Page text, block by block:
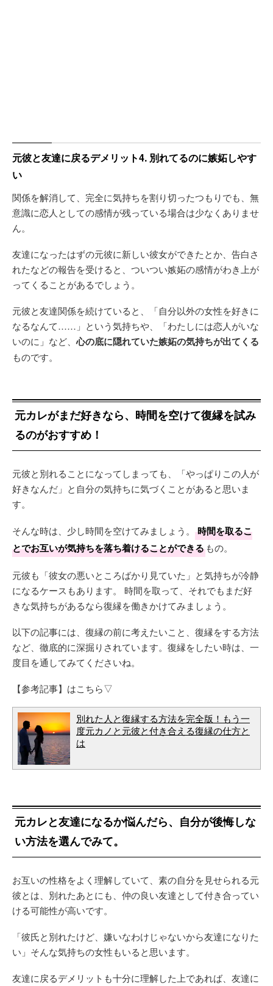
元彼と友達に戻るデメリット4. 別れてるのに嫉妬しやす
い
関係を解消して、完全に気持ちを割り切ったつもりでも、無
意識に恋人としての感情が残っている場合は少なくありませ
ん。
友達になったはずの元彼に新しい彼女ができたとか、告白さ
れたなどの報告を受けると、ついつい嫉妬の感情がわき上が
ってくることがあるでしょう。
元彼と友達関係を続けていると、「自分以外の女性を好きに
なるなんて……」という気持ちや、「わたしには恋人がいな
いのに」など、心の底に隠れていた嫉妬の気持ちが出てくる
ものです。
元カレがまだ好きなら、時間を空けて復縁を試み
るのがおすすめ！
元彼と別れることになってしまっても、「やっぱりこの人が
好きなんだ」と自分の気持ちに気づくことがあると思いま
す。
そんな時は、少し時間を空けてみましょう。
時間を取るこ
とでお互いが気持ちを落ち着けることができる もの。
元彼も「彼女の悪いところばかり見ていた」と気持ちが冷静
になるケースもあります。 時間を取って、それでもまだ好
きな気持ちがあるなら復縁を働きかけてみましょう。
以下の記事には、復縁の前に考えたいこと、復縁をする方法
など、徹底的に深掘りされています。復縁をしたい時は、一
度目を通してみてくださいね。
【参考記事】はこちら▽
別れた人と復縁する方法を完全版！もう一
度元カノと元彼と付き合える復縁の仕方と
は
元カレと友達になるか悩んだら、自分が後悔しな
い方法を選んでみて。
お互いの性格をよく理解していて、素の自分を見せられる元
彼とは、別れたあとにも、仲の良い友達として付き合ってい
ける可能性が高いです。
「彼氏と別れたけど、嫌いなわけじゃないから友達になりた
い」そんな気持ちの女性もいると思います。
友達に戻るデメリットも十分に理解した上であれば、友達に